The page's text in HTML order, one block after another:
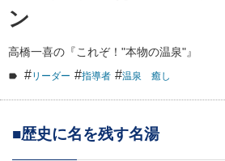
ン
高橋一喜の『これぞ！"本物の温泉"』
#リーダー #指導者 #温泉 癒し
■歴史に名を残す名湯